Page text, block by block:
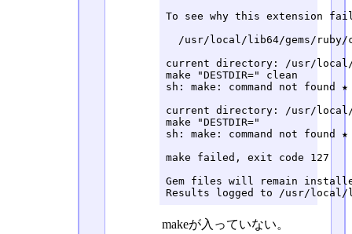
To see why this extension
/usr/local/lib64/gems/
current directory: /usr/local/
make "DESTDIR=" clean
sh: make: command not found ★
current directory: /usr/local/
make "DESTDIR="
sh: make: command not found ★
make failed, exit code 127
Gem files will remain
Results logged to /usr/local/
makeが入っていない。